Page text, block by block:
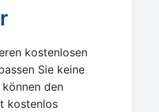
kostenlosen
Sie keine
den
kostenlos